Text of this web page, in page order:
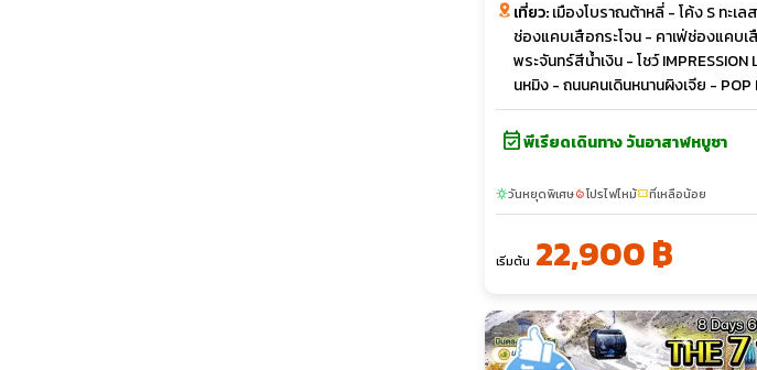
เที่ยว:เมืองโบราณต้าหลี่ - โค้ง S ทะเ
ช่องแคบเสือกระโจน - คาเฟ่ช่องแคบ
พระจันทร์สีน้ำเงิน - โชว์
นหมิง - ถนนคนเดินหนานผิงเจีย - POP
event_availableพีเรียดเดินทาง วันอาสาฬหบูชา
sunnyวันหยุดพิเศษlocal_fire_departmentโปรไฟไหม้confirmation_numberที่เหลือน้อย
เริ่มต้น 22,900 ฿